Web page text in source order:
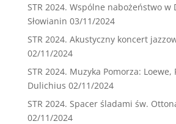
STR 2024. Wspólne nabożeństwo
Słowianin 03/11/2024
STR 2024. Akustyczny koncert
02/11/2024
STR 2024. Muzyka Pomorza:
Dulichius 02/11/2024
STR 2024. Spacer śladami św.
02/11/2024